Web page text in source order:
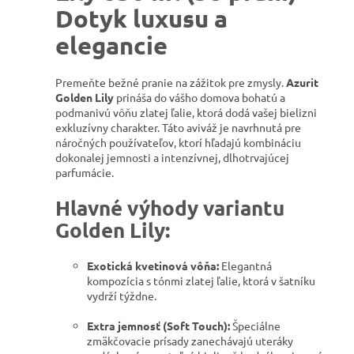
Dotyk luxusu a
elegancie
Premeňte bežné pranie na zážitok pre zmysly.Azurit
Golden Lily prináša do vášho domova bohatú a
podmanivú vôňu zlatej ľalie, ktorá dodá vašej bielizni
exkluzívny charakter. Táto aviváž je navrhnutá pre
náročných používateľov, ktorí hľadajú kombináciu
dokonalej jemnosti a intenzívnej, dlhotrvajúcej
parfumácie.
Hlavné výhody variantu
Golden Lily:
Exotická kvetinová vôňa: Elegantná
kompozícia s tónmi zlatej ľalie, ktorá v šatníku
vydrží týždne.
Extra jemnosť (Soft Touch):Špeciálne
zmäkčovacie prísady zanechávajú uteráky